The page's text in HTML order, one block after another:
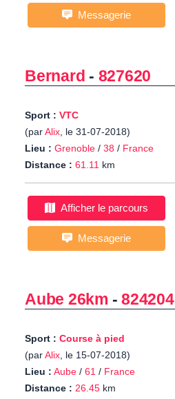
Messagerie
Bernard - 827620
Sport : VTC
(parAlix, le 31-07-2018)
Lieu : Grenoble / 38 / France
Distance : 61.11 km
Afficher le parcours
Messagerie
Aube 26km -824204
Sport : Course à pied
(parAlix, le 15-07-2018)
Lieu : Aube / 61 / France
Distance : 26.45 km